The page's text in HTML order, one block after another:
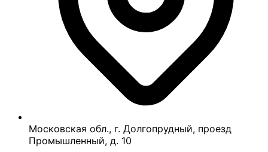
Московская обл., г. Долгопрудный, проезд
Промышленный, д. 10